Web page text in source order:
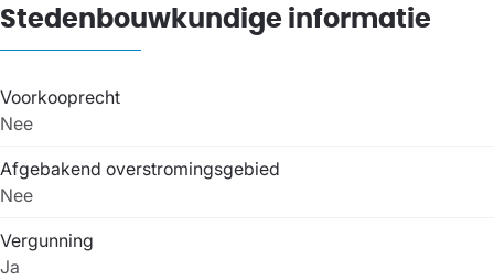
Stedenbouwkundige informatie
Voorkooprecht
Nee
Afgebakend overstromingsgebied
Nee
Vergunning
Ja